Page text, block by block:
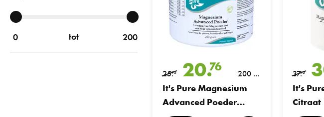
tot
25.
95 20.
76
200 gr
am
It's Pure Magnesium
Advanced Poeder
37.
95
It's
Citraat